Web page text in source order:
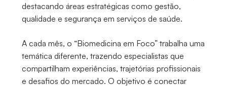
destacando áreas estratégicas como gestão,
qualidade e segurança em serviços de saúde.
A cada mês, o “Biomedicina em Foco” trabalha uma
temática diferente, trazendo especialistas que
compartilham experiências, trajetórias profissionais
e desafios do mercado. O objetivo é conectar